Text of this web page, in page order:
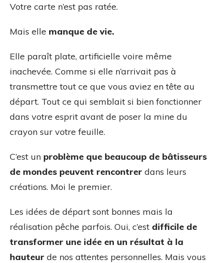
Votre carte n’est pas ratée.
Mais elle manque de vie.
Elle paraît plate, artificielle voire même
inachevée. Comme si elle n’arrivait pas à
transmettre tout ce que vous aviez en tête au
départ. Tout ce qui semblait si bien fonctionner
dans votre esprit avant de poser la mine du
crayon sur votre feuille.
C’est un problème que beaucoup de bâtisseurs
de mondes peuvent rencontrer dans leurs
créations. Moi le premier.
Les idées de départ sont bonnes mais la
réalisation pêche parfois. Oui, c’est difficile de
transformer une idée en un résultat à la
hauteur de nos attentes personnelles. Mais vous